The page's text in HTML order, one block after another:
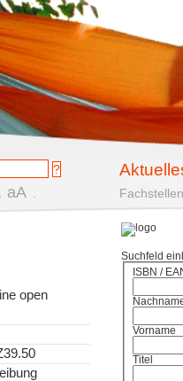
aA Fachstellen
Suchfeld
ISBN /
Vorname
Titel
open